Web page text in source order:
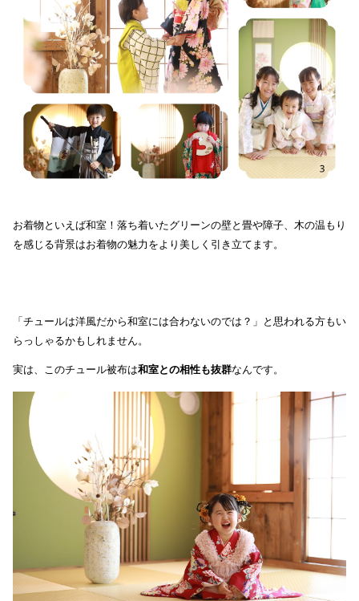
お着物といえば和室！落ち着いたグリーンの壁と畳や障子、木の温もり
を感じる背景はお着物の魅力をより美しく引き立てます。
「チュールは洋風だから和室には合わないのでは？」と思われる方もい
らっしゃるかもしれません。
実は、このチュール被布は和室との相性も抜群なんです。